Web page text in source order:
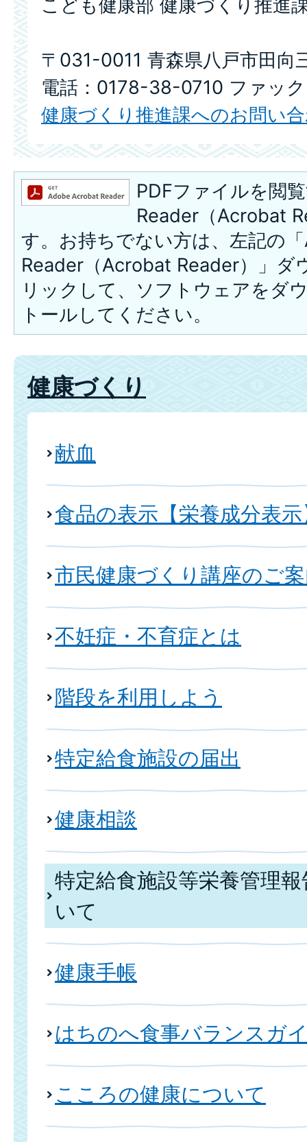
こども健康部 健康づくり推進
〒031-0011 青森県八戸市田向
電話：0178-38-0710 ファッ
健康づくり推進課へのお問い
PDFファイルを閲
Reader（Acrobat
す。お持ちでない方は、左記の
Reader（Acrobat Reader）」ダ
リックして、ソフトウェアをダ
トールしてください。
健康づくり
献血
食品の表示【栄養成分表示
市民健康づくり講座のご
不妊症・不育症とは
階段を利用しよう
特定給食施設の届出
健康相談
特定給食施設等栄養管理
いて
健康手帳
はちのへ食事バランスガ
こころの健康について